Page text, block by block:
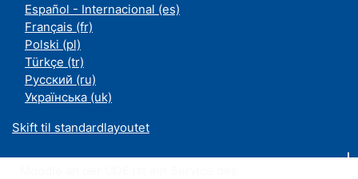
Español - Internacional ‎(es)‎
Français ‎(fr)‎
Polski ‎(pl)‎
Türkçe ‎(tr)‎
Русский ‎(ru)‎
Українська ‎(uk)‎
Skift til standardlayoutet